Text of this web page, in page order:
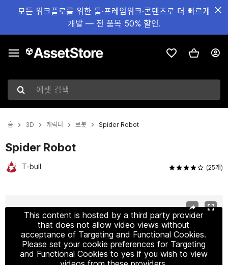
모든 워크플로를 위한 툴·프레임워크·콘텐츠로 더 빠르게
개발 — 전 품목 50% 할인.
에셋 검색
홈 3D 캐릭터 로봇 Spider Robot
Spider Robot
T-bull (25개)
This content is hosted by a third party provider
that does not allow video views without
acceptance of Targeting and Functional Cookies.
Please set your cookie preferences for Targeting
and Functional Cookies to yes if you wish to view